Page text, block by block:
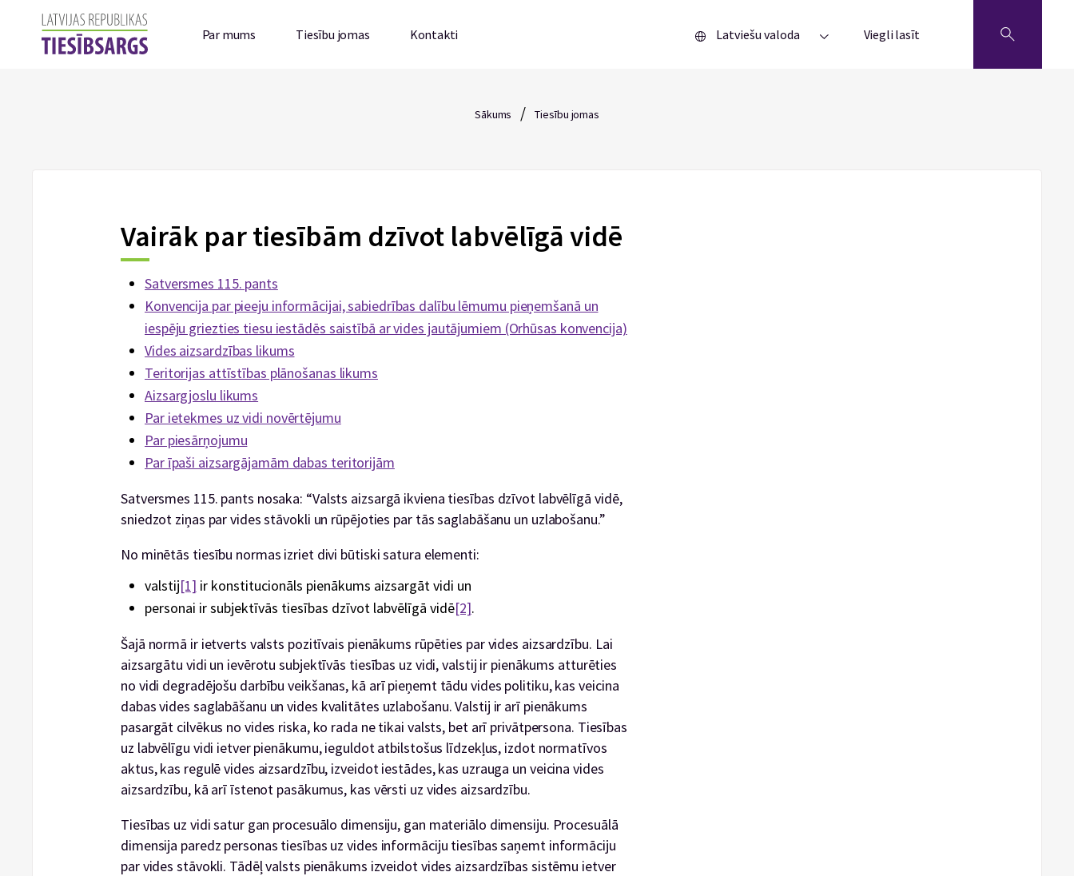
Par mums Tiesību jomas Kontakti Latviešu valoda Viegli lasīt
Sākums / Tiesību jomas
Vairāk par tiesībām dzīvot labvēlīgā vidē
Satversmes 115. pants
Konvencija par pieeju informācijai, sabiedrības dalību lēmumu pieņemšanā un
iespēju griezties tiesu iestādēs saistībā ar vides jautājumiem (Orhūsas konvencija)
Vides aizsardzības likums
Teritorijas attīstības plānošanas likums
Aizsargjoslu likums
Par ietekmes uz vidi novērtējumu
Par piesārņojumu
Par īpaši aizsargājamām dabas teritorijām
Satversmes 115. pants nosaka: “Valsts aizsargā ikviena tiesības dzīvot labvēlīgā vidē,
sniedzot ziņas par vides stāvokli un rūpējoties par tās saglabāšanu un uzlabošanu.”
No minētās tiesību normas izriet divi būtiski satura elementi:
valstij[1] ir konstitucionāls pienākums aizsargāt vidi un
personai ir subjektīvās tiesības dzīvot labvēlīgā vidē[2].
Šajā normā ir ietverts valsts pozitīvais pienākums rūpēties par vides aizsardzību. Lai
aizsargātu vidi un ievērotu subjektīvās tiesības uz vidi, valstij ir pienākums atturēties
no vidi degradējošu darbību veikšanas, kā arī pieņemt tādu vides politiku, kas veicina
dabas vides saglabāšanu un vides kvalitātes uzlabošanu. Valstij ir arī pienākums
pasargāt cilvēkus no vides riska, ko rada ne tikai valsts, bet arī privātpersona. Tiesības
uz labvēlīgu vidi ietver pienākumu, ieguldot atbilstošus līdzekļus, izdot normatīvos
aktus, kas regulē vides aizsardzību, izveidot iestādes, kas uzrauga un veicina vides
aizsardzību, kā arī īstenot pasākumus, kas vērsti uz vides aizsardzību.
Tiesības uz vidi satur gan procesuālo dimensiju, gan materiālo dimensiju. Procesuālā
dimensija paredz personas tiesības uz vides informāciju tiesības saņemt informāciju
par vides stāvokli. Tādēļ valsts pienākums izveidot vides aizsardzības sistēmu ietver